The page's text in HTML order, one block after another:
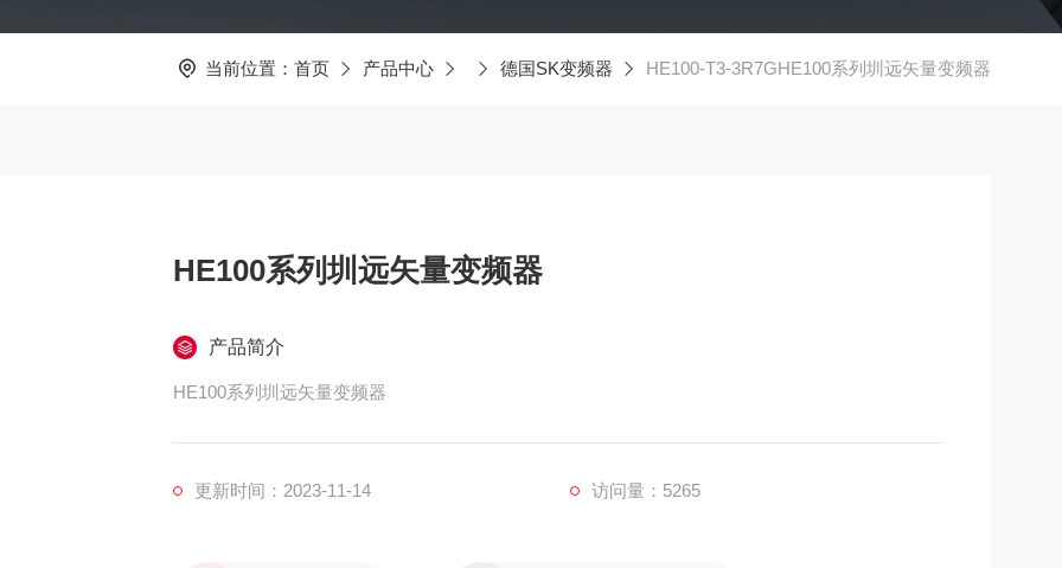
当前位置： 首页 产品中心 德国SK变频器 HE100-T3-3R7GHE100系列圳远矢量变频器
HE100系列圳远矢量变频器
产品简介
HE100系列圳远矢量变频器
更新时间：2023-11-14 访问量：5265